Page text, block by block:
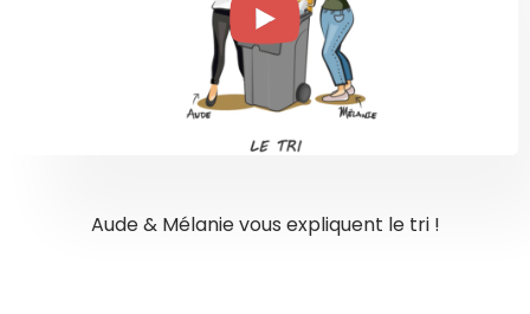
Aude & Mélanie vous expliquent le tri !